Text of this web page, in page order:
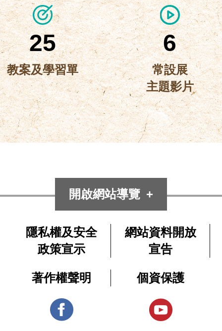
25
教案及學習單
6
常設展
主題影片
開啟網站導覽
隱私權及安全
政策宣示
網站資料開放
宣告
著作權聲明 個資保護